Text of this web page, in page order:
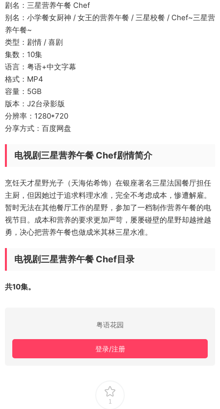
剧名：三星营养午餐 Chef
别名：小学餐女厨神 / 女王的营养午餐 / 三星校餐 / Chef~三星营
养午餐~
类型：剧情 / 喜剧
集数：10集
语言：粤语+中文字幕
格式：MP4
容量：5GB
版本：J2台录影版
分辨率：1280*720
分享方式：百度网盘
电视剧三星营养午餐 Chef剧情简介
烹饪天才星野光子（天海佑希饰）在银座著名三星法国餐厅担任
主厨，但因她过于追求料理水准，完全不考虑成本，惨遭解雇。
暂时无法在其他餐厅工作的星野，参加了一档制作营养午餐的电
视节目。成本和营养的要求更加严苛，屡屡碰壁的星野却越挫越
勇，决心把营养午餐也做成米其林三星水准。
电视剧三星营养午餐 Chef目录
共10集。
粤语花园
登录/注册
1